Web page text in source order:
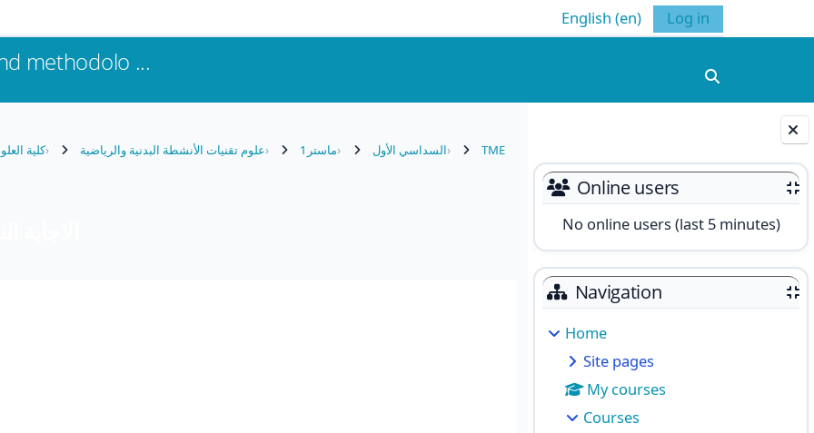
Blocks
Online users
No online users (last 5 minutes)
Navigation
Home
Site pages
My courses
Courses
English ‎(en)‎ Log in
methodolo ...
كلية علوم تقنيات الأنشطة البدنية والرياضية ماستر1 السداسي الأول TME